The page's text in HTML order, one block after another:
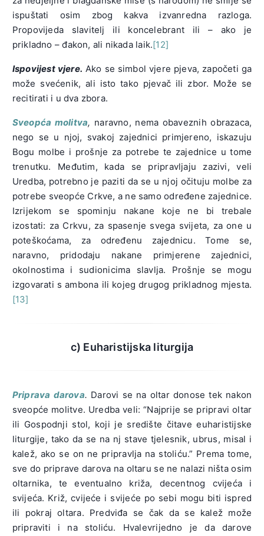
ispuštati osim zbog kakva izvanredna razloga.
Propovijeda slavitelj ili koncelebrant ili – ako je
prikladno – đakon, ali nikada laik.[12]
Ispovijest vjere. Ako se simbol vjere pjeva, započeti ga
može svećenik, ali isto tako pjevač ili zbor. Može se
recitirati i u dva zbora.
Sveopća molitva, naravno, nema obaveznih obrazaca,
nego se u njoj, svakoj zajednici primjereno, iskazuju
Bogu molbe i prošnje za potrebe te zajednice u tome
trenutku. Međutim, kada se pripravljaju zazivi, veli
Uredba, potrebno je paziti da se u njoj očituju molbe za
potrebe sveopće Crkve, a ne samo određene zajednice.
Izrijekom se spominju nakane koje ne bi trebale
izostati: za Crkvu, za spasenje svega svijeta, za one u
poteškoćama, za određenu zajednicu. Tome se,
naravno, pridodaju nakane primjerene zajednici,
okolnostima i sudionicima slavlja. Prošnje se mogu
izgovarati s ambona ili kojeg drugog prikladnog mjesta.
[13]
c) Euharistijska liturgija
Priprava darova. Darovi se na oltar donose tek nakon
sveopće molitve. Uredba veli: “Najprije se pripravi oltar
ili Gospodnji stol, koji je središte čitave euharistijske
liturgije, tako da se na nj stave tjelesnik, ubrus, misal i
kalež, ako se on ne pripravlja na stoliću.” Prema tome,
sve do priprave darova na oltaru se ne nalazi ništa osim
oltarnika, te eventualno križa, decentnog cvijeća i
svijeća. Križ, cvijeće i svijeće po sebi mogu biti ispred
ili pokraj oltara. Predviđa se čak da se kalež može
pripraviti i na stoliću. Hvalevrijedno je da darove